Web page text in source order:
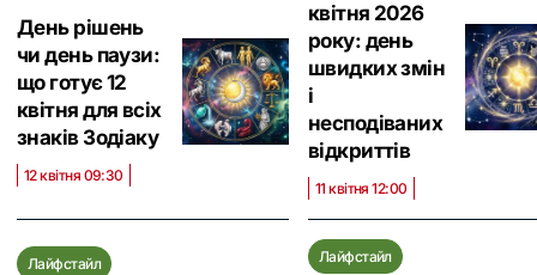
День рішень
чи день паузи:
що готує 12
квітня для всіх
знаків Зодіаку
12 квітня 09:30
квітня 2026
року: день
швидких змін
і
несподіваних
відкриттів
11 квітня 12:00
Лайфстайл Лайфстайл